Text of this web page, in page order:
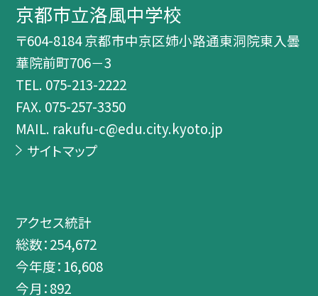
京都市立洛風中学校
〒604-8184 京都市中京区姉小路通東洞院東入曇
華院前町706－3
TEL. 075-213-2222
FAX. 075-257-3350
MAIL. rakufu-c@edu.city.kyoto.jp
サイトマップ
アクセス統計
総数：254,672
今年度： 16,608
今月：892